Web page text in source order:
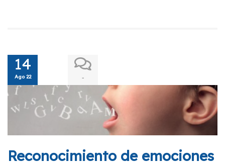
14
Ago 22 -
Reconocimiento de emociones